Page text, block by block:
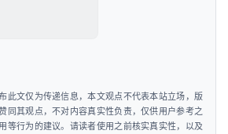
此文仅为传递信息，本文观点不代表本站立场，版
同其观点，不对内容真实性负责，仅供用户参考之
等行为的建议。请读者使用之前核实真实性，以及